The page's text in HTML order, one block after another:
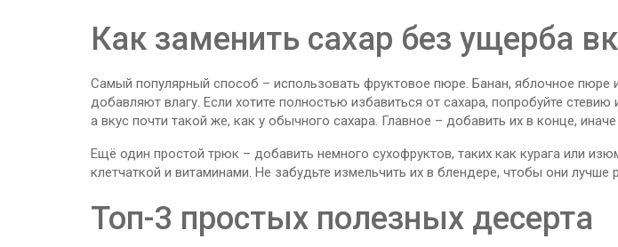
Как заменить сахар без ущерба
Самый популярный способ – использовать фруктовое пюре. Банан, яблочное пюре
добавляют влагу. Если хотите полностью избавиться от сахара, попробуйте стевию
а вкус почти такой же, как у обычного сахара. Главное – добавить их в конце, иначе
Ещё один простой трюк – добавить немного сухофруктов, таких как курага или
клетчаткой и витаминами. Не забудьте измельчить их в блендере, чтобы они лучше
Топ-3 простых полезных десерта